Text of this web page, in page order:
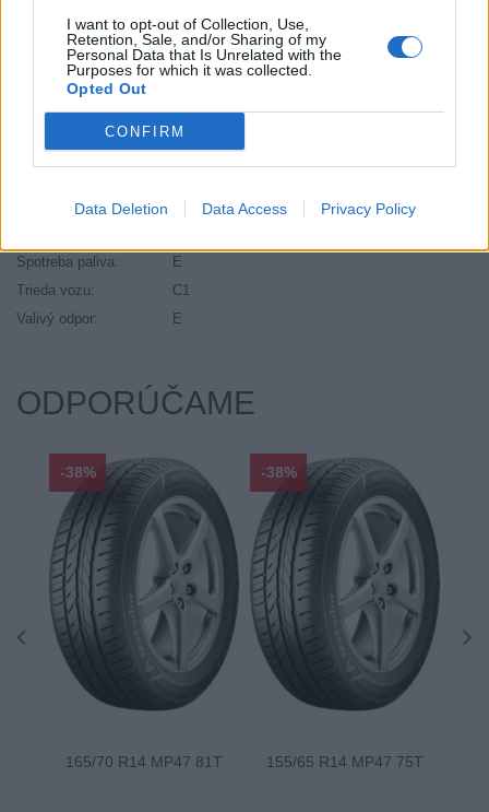
I want to opt-out of Collection, Use,
Retention, Sale, and/or Sharing of my
Personal Data that Is Unrelated with the
Purposes for which it was collected.
Opted Out
CONFIRM
Data Deletion Data Access Privacy Policy
W
Index kg:
83 (487kg)
Počet v balení:
Priľnavosť na mokru:
A
R16
Spotreba paliva:
E
Trieda vozu:
C1
Valivý odpor:
E
ODPORÚČAME
-38%
165/70 R14 MP47 81T
-38%
155/65 R14 MP47 75T